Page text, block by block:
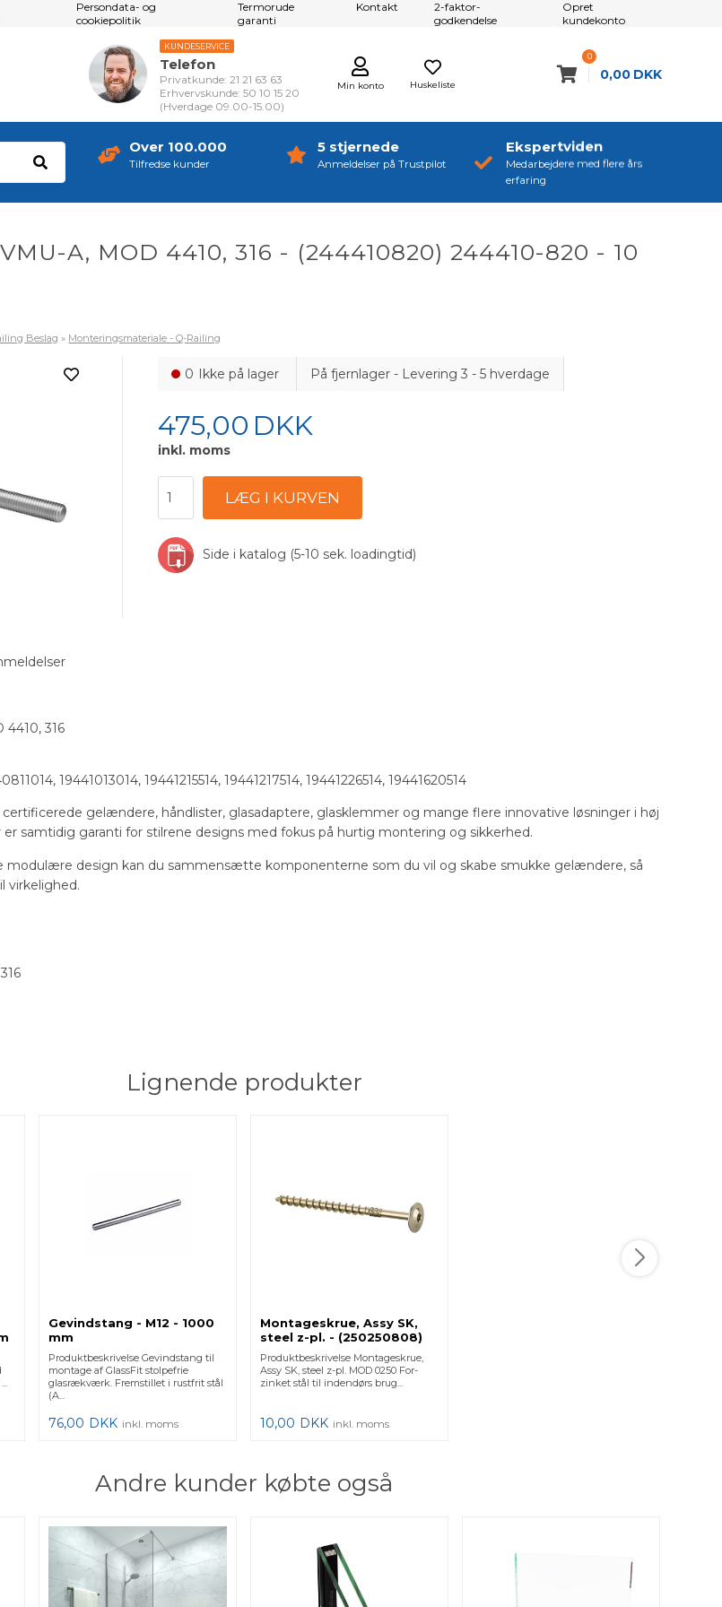
Persondata- og
cookiepolitik
Termorude
garanti
Kontakt
2-faktor-
godkendelse
Opret
kundekonto
Huskeliste
Min konto
KUNDESERVICE
Telefon
Privatkunde: 21 21 63 63
Erhvervskunde: 50 10 15 20
(Hverdage 09.00-15.00)
0
0,00 DKK
Over 100.000
Tilfredse kunder
5 stjernede
Anmeldelser på Trustpilot
Ekspertviden
Medarbejdere med flere års
erfaring
A, MOD 4410, 316 - (244410820) 244410-820 - 10
Beslag » Monteringsmateriale - Q-Railing
0 Ikke på lager På fjernlager - Levering 3 - 5 hverdage
475,00 DKK
inkl. moms
Side i katalog (5-10 sek. loadingtid)
4410, 316
19441013014, 19441215514, 19441217514, 19441226514, 19441620514
gelændere, håndlister, glasadaptere, glasklemmer og mange flere innovative løsninger i høj
er samtidig garanti for stilrene designs med fokus på hurtig montering og sikkerhed.
modulære design kan du sammensætte komponenterne som du vil og skabe smukke gelændere, så
virkelighed.
Lignende produkter
Gevindstang - M12 - 1000
mm
Produktbeskrivelse Gevindstang til
montage af GlassFit stolpefrie
glasrækværk. Fremstillet i rustfrit stål
(A...
76,00 DKK inkl. moms
Montageskrue, Assy SK,
steel z-pl. - (250250808)
250250-808 - 50 Stk.
Produktbeskrivelse Montageskrue,
Assy SK, steel z-pl. MOD 0250 For-
zinket stål til indendørs brug...
10,00 DKK inkl. moms
Andre kunder købte også